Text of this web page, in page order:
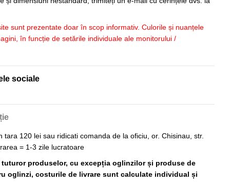
sunt prezentate doar în scop informativ. Culorile și nuanțele
în funcție de setările individuale ale monitorului /
sociale
tara 120 lei sau ridicati comanda de la oficiu, or. Chisinau, str.
= 1-3 zile lucratoare
produselor, cu excepția oglinzilor și produse de
oglinzi, costurile de livrare sunt calculate individual și